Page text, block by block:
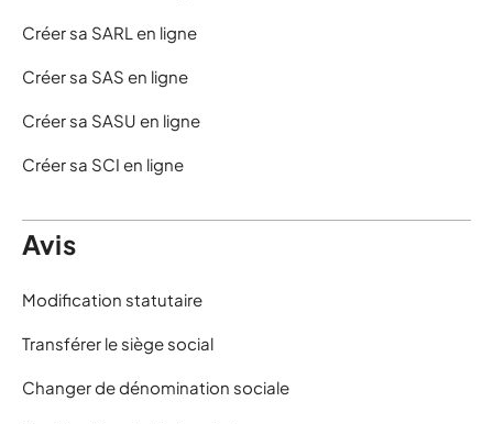
Créer sa SARL en ligne
Créer sa SAS en ligne
Créer sa SASU en ligne
Créer sa SCI en ligne
Avis
Modification statutaire
Transférer le siège social
Changer de dénomination sociale